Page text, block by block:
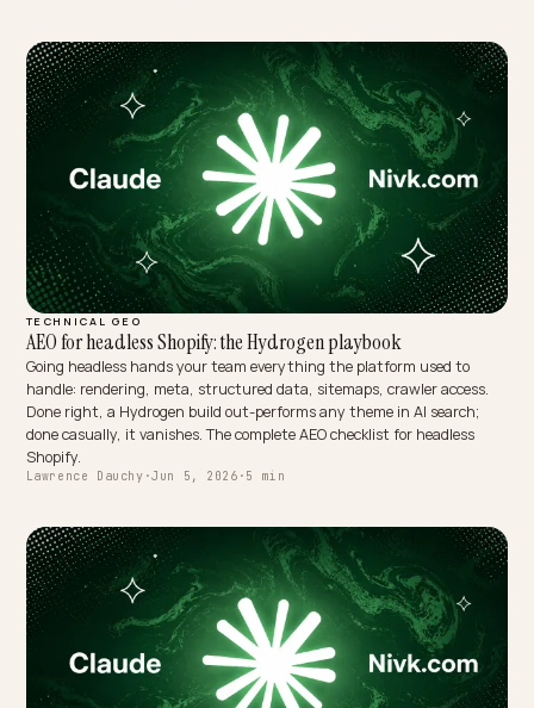
MULTIMODAL & VOICE SEARCH
Stratégie AEO globale : le livrable type DTC
À quoi ressemble concrètement un livrable de stratégie AEO globale
pour une marque de mode DTC ? Le plan section par section : audit
citation, socle de données produit, recherche visuelle et vocale,